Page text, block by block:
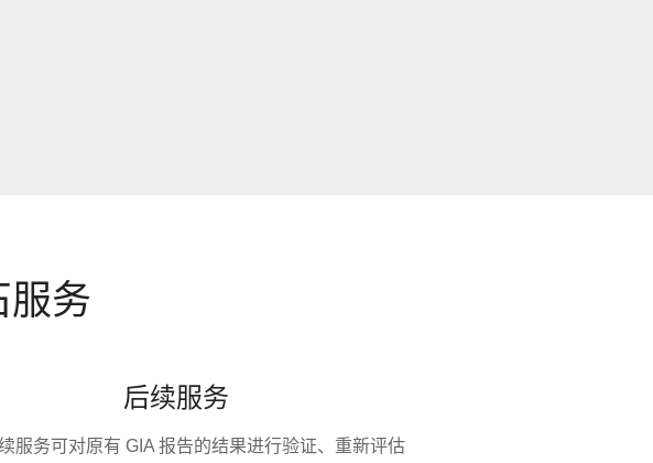
服务
后续服务
服务可对原有 GIA 报告的结果进行验证、重新评估